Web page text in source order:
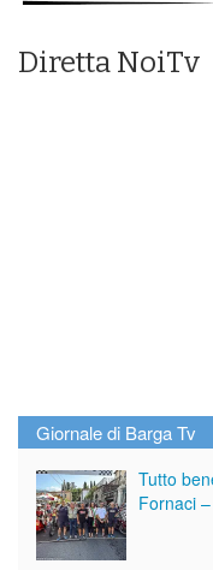
Diretta NoiTv
Giornale di Barga Tv
Tutto
Fornaci